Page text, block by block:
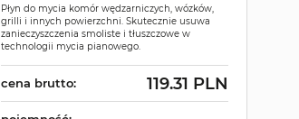
Płyn do mycia komór wędzarniczych, wózków,
grilli i innych powierzchni. Skutecznie usuwa
zanieczyszczenia smoliste i tłuszczowe w
technologii mycia pianowego.
cena brutto: 119.31 PLN